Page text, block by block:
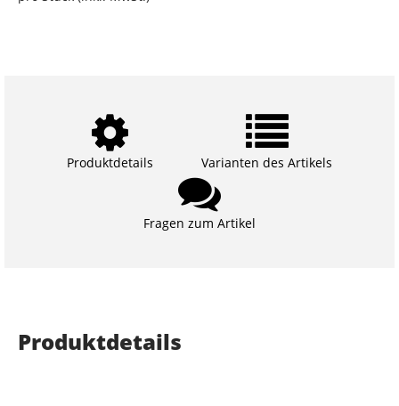
Produktdetails Varianten des Artikels
Fragen zum Artikel
Produktdetails